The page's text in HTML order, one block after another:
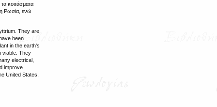
κοιτάσματα
Ρωσία, ενώ
They are
been
in the earth's
viable. They
electrical,
improve
United States,